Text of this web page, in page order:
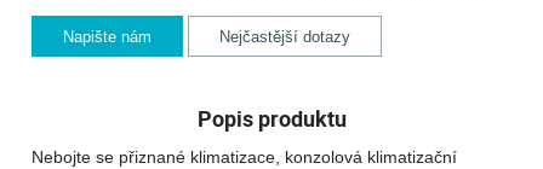
Napište nám Nejčastější dotazy
Popis produktu
Nebojte se přiznané klimatizace, konzolová klimatizační